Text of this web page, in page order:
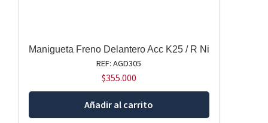
Manigueta Freno Delantero Acc K25 / R Ni
REF: AGD305
$355.000
Añadir al carrito